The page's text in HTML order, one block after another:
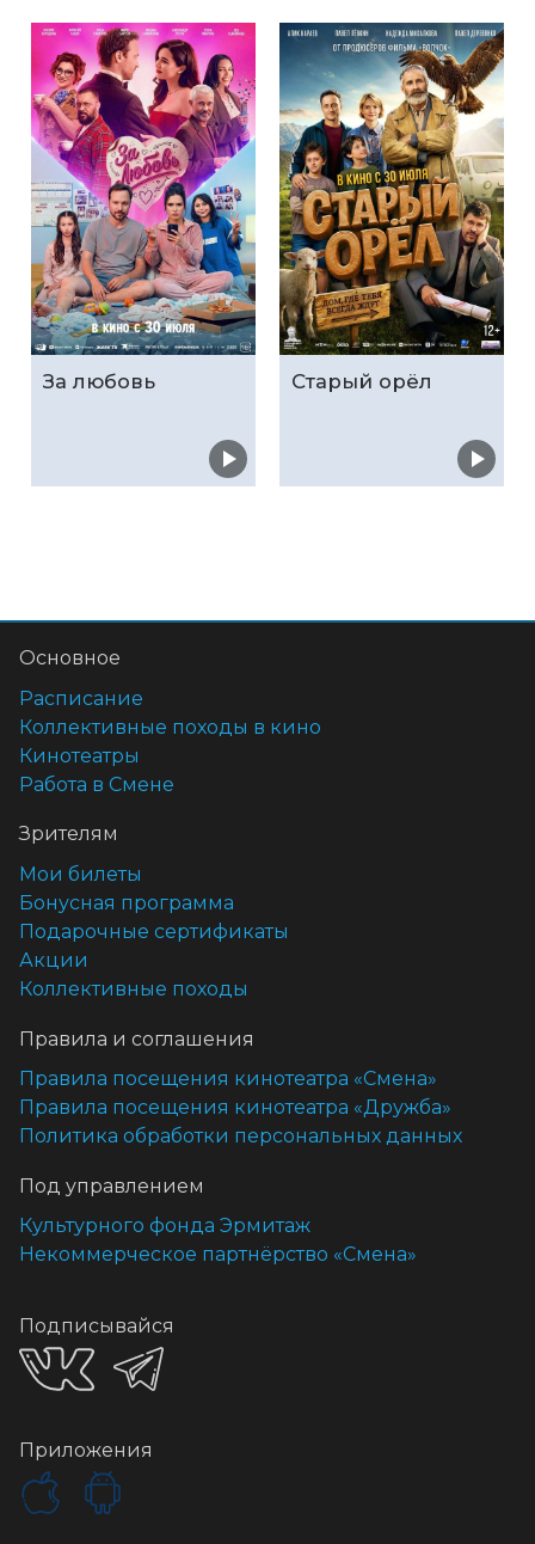
За любовь Старый орёл
Основное
Расписание
Коллективные походы в кино
Кинотеатры
Работа в Смене
Зрителям
Мои билеты
Бонусная программа
Подарочные сертификаты
Акции
Коллективные походы
Правила и соглашения
Правила посещения кинотеатра «Смена»
Правила посещения кинотеатра «Дружба»
Политика обработки персональных данных
Под управлением
Культурного фонда Эрмитаж
Некоммерческое партнёрство «Смена»
Подписывайся
Приложения